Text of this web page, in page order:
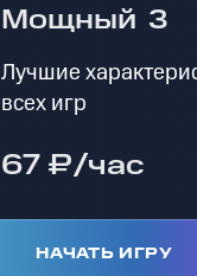
Мощный 3
Лучшие
всех игр
67 ₽/час
НАЧАТЬ ИГРУ